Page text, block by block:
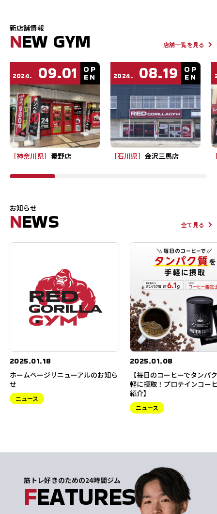
新店舗情報
NEW GYM 店舗一覧を見る
2024. 09.01 OP
EN
［神奈川県］ 秦野店
2024. 08.19 OP
EN
［石川県］ 金沢三馬店
お知らせ
NEWS 全て見る
2025.01.18
ホームページリニューアルのお知ら
せ
ニュース
2025.01.08
【毎日のコーヒーでタンパ
軽に摂取！プロテインコー
紹介】
ニュース
筋トレ好きのための24時間ジム
FEATURES